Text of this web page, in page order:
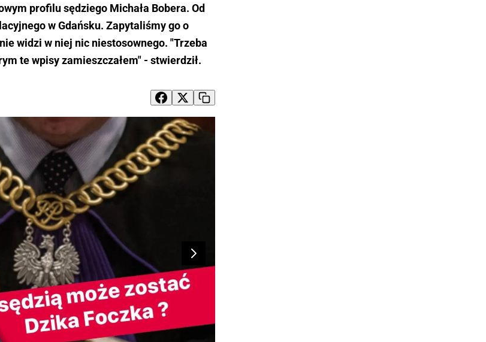
profilu sędziego Michała Bobera. Od
w Gdańsku. Zapytaliśmy go o
widzi w niej nic niestosownego. "Trzeba
te wpisy zamieszczałem" - stwierdził.